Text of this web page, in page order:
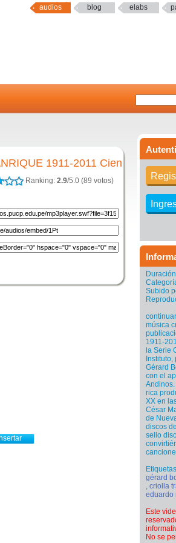
audios blog elabs
Subido
música
1911-
la Serie
Gérard
con el
rica
XX en
César
de
discos
sello
gérard
, criolla
eduardo
Este
No se
1911-2011 Cien
Ranking: 2.9/5.0 (89 votos)